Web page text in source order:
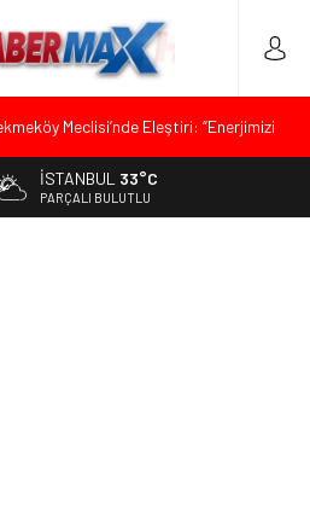
Meclisi’nde Eleştiri: “Enerjimizi
Ahmet Odabaş’a Duygu Dolu Veda
İSTANBUL 33°C
PARÇALI BULUTLU